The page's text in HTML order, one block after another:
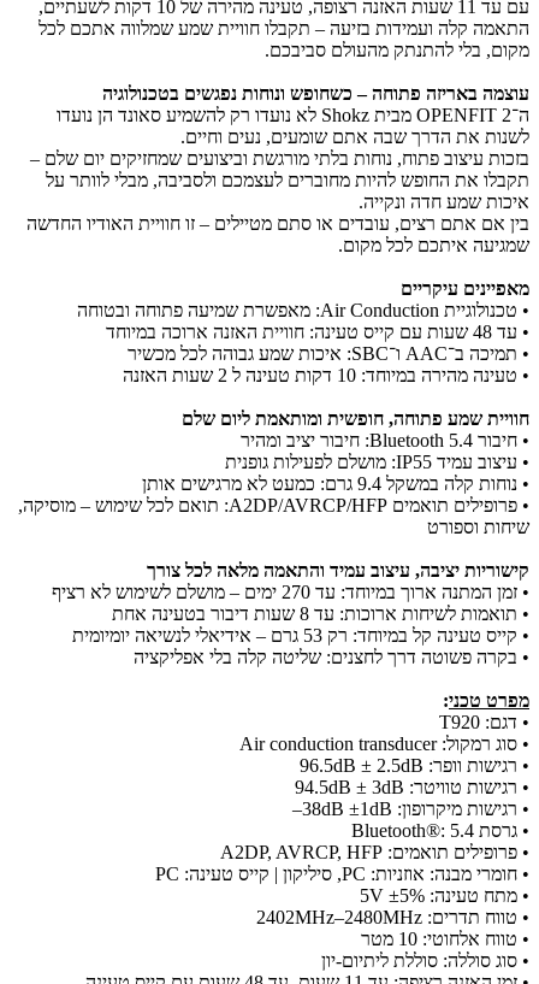
עם עד 11 שעות האזנה רצופה, טעינה מהירה של 10 דקות לשעתיים,
התאמה קלה ועמידות בזיעה – תקבלו חוויית שמע שמלווה אתכם לכל
מקום, בלי להתנתק מהעולם סביבכם.
עוצמה באריזה פתוחה – כשחופש ונוחות נפגשים בטכנולוגיה
ה־OPENFIT 2 מבית Shokz לא נועדו רק להשמיע סאונד הן נועדו
לשנות את הדרך שבה אתם שומעים, נעים וחיים.
בזכות עיצוב פתוח, נוחות בלתי מורגשת וביצועים שמחזיקים יום שלם –
תקבלו את החופש להיות מחוברים לעצמכם ולסביבה, מבלי לוותר על
איכות שמע חדה ונקייה.
בין אם אתם רצים, עובדים או סתם מטיילים – זו חוויית האודיו החדשה
שמגיעה איתכם לכל מקום.
מאפיינים עיקריים
• טכנולוגיית Air Conduction: מאפשרת שמיעה פתוחה ובטוחה
• עד 48 שעות עם קייס טעינה: חוויית האזנה ארוכה במיוחד
• תמיכה ב־AAC ו־SBC: איכות שמע גבוהה לכל מכשיר
• טעינה מהירה במיוחד: 10 דקות טעינה ל 2 שעות האזנה
חוויית שמע פתוחה, חופשית ומותאמת ליום שלם
• חיבור Bluetooth 5.4: חיבור יציב ומהיר
• עיצוב עמיד IP55: מושלם לפעילות גופנית
• נוחות קלה במשקל 9.4 גרם: כמעט לא מרגישים אותן
• פרופילים תואמים A2DP/AVRCP/HFP: תואם לכל שימוש – מוסיקה,
שיחות וספורט
קישוריות יציבה, עיצוב עמיד והתאמה מלאה לכל צורך
• זמן המתנה ארוך במיוחד: עד 270 ימים – מושלם לשימוש לא רציף
• תואמות לשיחות ארוכות: עד 8 שעות דיבור בטעינה אחת
• קייס טעינה קל במיוחד: רק 53 גרם – אידיאלי לנשיאה יומיומית
• בקרה פשוטה דרך לחצנים: שליטה קלה בלי אפליקציה
מפרט טכני:
• דגם: T920
• סוג רמקול: Air conduction transducer
• רגישות וופר: ‎96.5dB ± 2.5dB
• רגישות טוויטר: ‎94.5dB ± 3dB
• רגישות מיקרופון: ‎–38dB ±1dB
• גרסת Bluetooth®: 5.4
• פרופילים תואמים: A2DP, AVRCP, HFP
• חומרי מבנה: אוזניות: PC, סיליקון | קייס טעינה: PC
• מתח טעינה: 5V ±5%
• טווח תדרים: ‎2402MHz–2480MHz
• טווח אלחוטי: 10 מטר
• סוג סוללה: סוללת ליתיום-יון